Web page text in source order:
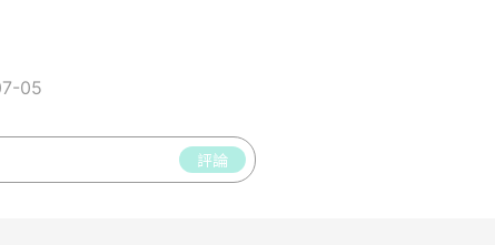
05
評論